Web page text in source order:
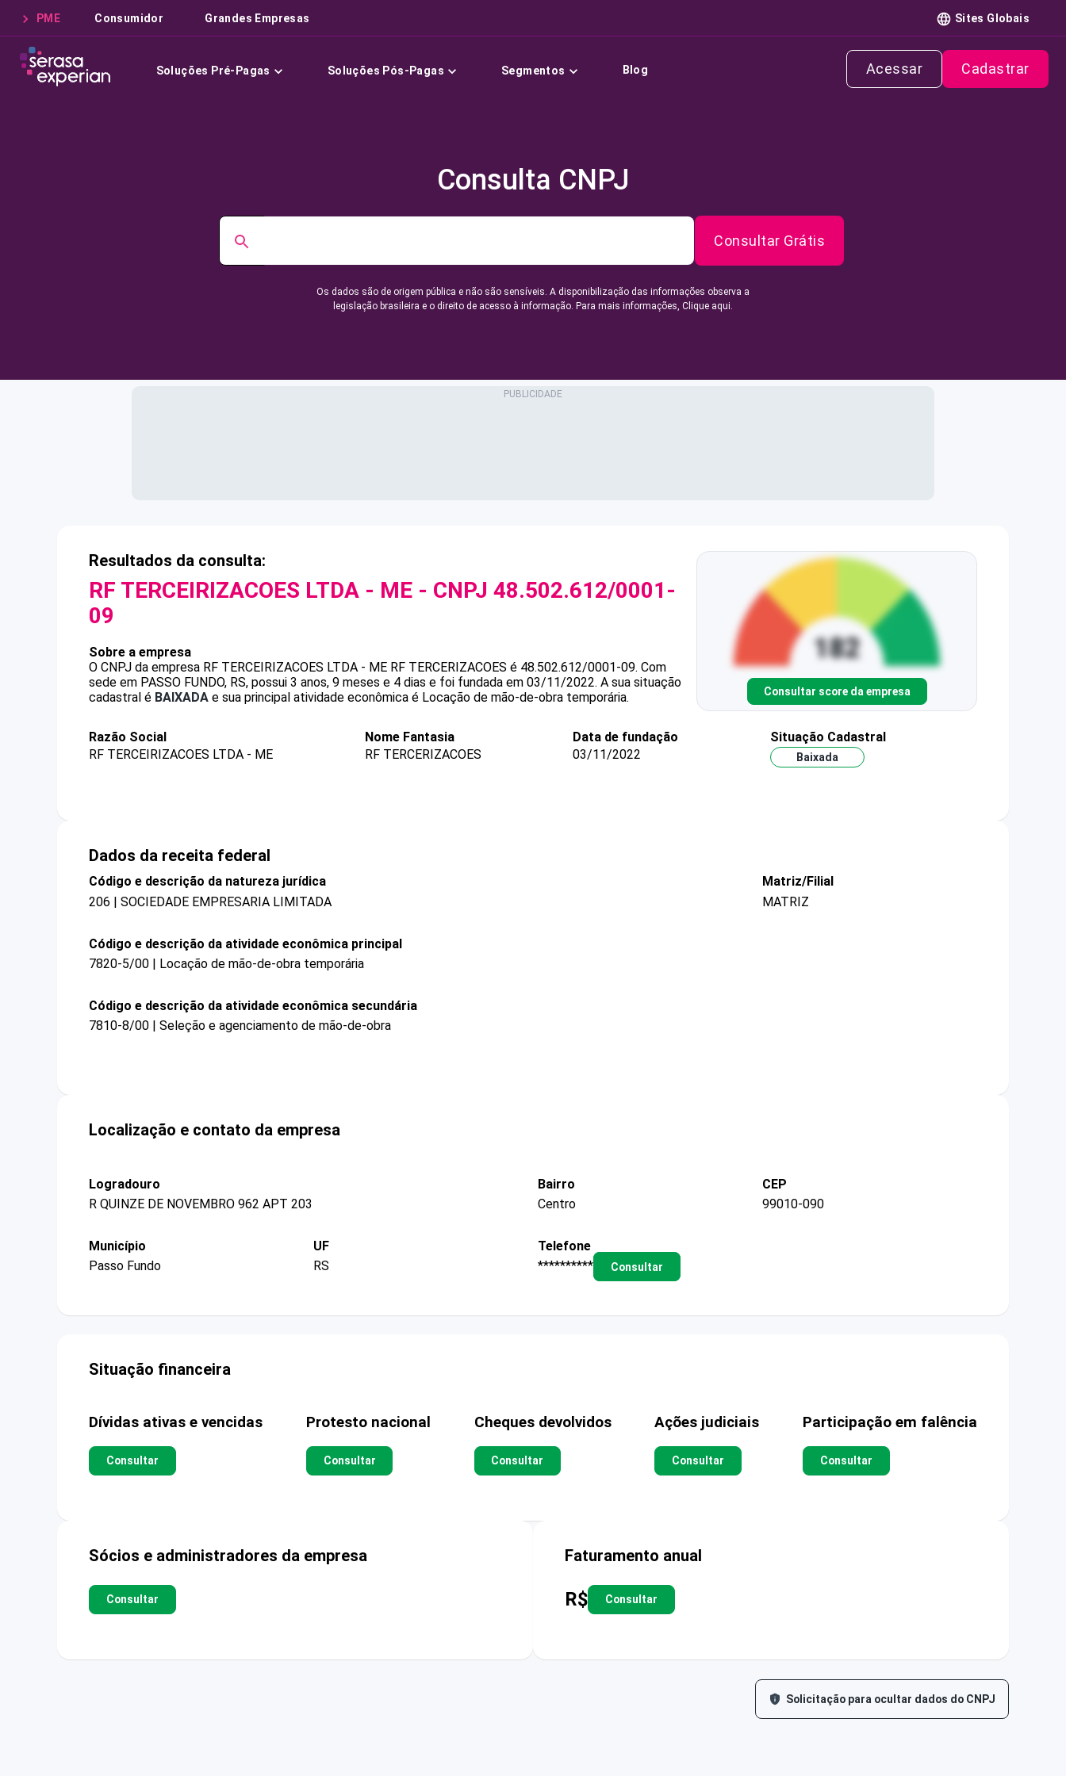
PME Consumidor Grandes Empresas Sites Globais
Soluções Pré-Pagas Soluções Pós-Pagas Segmentos Blog Acessar Cadastrar
Consulta CNPJ
Consultar Grátis
Os dados são de origem pública e não são sensíveis. A disponibilização das informações observa a
legislação brasileira e o direito de acesso à informação. Para mais informações, Clique aqui.
Resultados da consulta:
RF TERCEIRIZACOES LTDA - ME - CNPJ 48.502.612/0001-
09
Sobre a empresa
O CNPJ da empresa RF TERCEIRIZACOES LTDA - ME RF TERCERIZACOES é 48.502.612/0001-09. Com
sede em PASSO FUNDO, RS, possui 3 anos, 9 meses e 4 dias e foi fundada em 03/11/2022. A sua situação
cadastral é BAIXADA e sua principal atividade econômica é Locação de mão-de-obra temporária. Consultar score da empresa
Razão Social
RF TERCEIRIZACOES LTDA - ME
Nome Fantasia
RF TERCERIZACOES
Data de fundação
03/11/2022
Situação Cadastral
Baixada
Dados da receita federal
Código e descrição da natureza jurídica
206 | SOCIEDADE EMPRESARIA LIMITADA
Matriz/Filial
MATRIZ
Código e descrição da atividade econômica principal
7820-5/00 | Locação de mão-de-obra temporária
Código e descrição da atividade econômica secundária
7810-8/00 | Seleção e agenciamento de mão-de-obra
Localização e contato da empresa
Logradouro
R QUINZE DE NOVEMBRO 962 APT 203
Bairro
Centro
CEP
99010-090
Município
Passo Fundo
UF
RS
Telefone
**********
Consultar
Situação financeira
Dívidas ativas e vencidas
Consultar
Protesto nacional
Consultar
Cheques devolvidos
Consultar
Ações judiciais
Consultar
Participação em falência
Consultar
Sócios e administradores da empresa
Consultar
Faturamento anual
R$ Consultar
Solicitação para ocultar dados do CNPJ